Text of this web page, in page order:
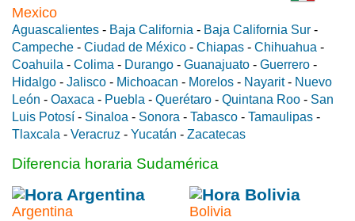
Mexico
Aguascalientes - Baja California - Baja California Sur -
Campeche - Ciudad de México - Chiapas - Chihuahua -
Coahuila - Colima - Durango - Guanajuato - Guerrero -
Hidalgo - Jalisco - Michoacan - Morelos - Nayarit- Nuevo
León - Oaxaca - Puebla - Querétaro - Quintana Roo - San
Luis Potosí - Sinaloa - Sonora - Tabasco - Tamaulipas -
Tlaxcala - Veracruz - Yucatán - Zacatecas
Diferencia horaria Sudamérica
Argentina Bolivia